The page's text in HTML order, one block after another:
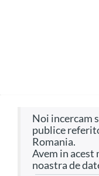
Noi incercam sa furnizam toate informatiile
publice
Romania.
Avem in acest moment 44.298 firme in baza
noastra de